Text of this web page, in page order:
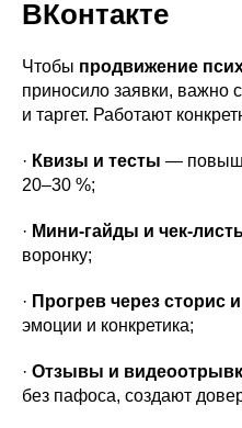
ВКонтакте
Чтобы продвижение
приносило заявки, важно
и таргет. Работают
· Квизы и тесты —
20–30 %;
· Мини-гайды и чек-
воронку;
· Прогрев через сторис
эмоции и конкретика;
· Отзывы и
без пафоса, создают